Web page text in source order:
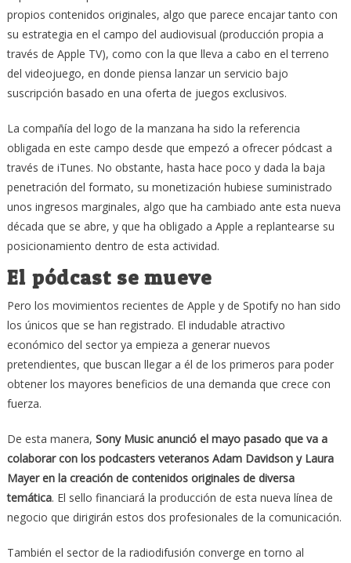
propios contenidos originales, algo que parece encajar tanto con
su estrategia en el campo del audiovisual (producción propia a
través de Apple TV), como con la que lleva a cabo en el terreno
del videojuego, en donde piensa lanzar un servicio bajo
suscripción basado en una oferta de juegos exclusivos.
La compañía del logo de la manzana ha sido la referencia
obligada en este campo desde que empezó a ofrecer pódcast a
través de iTunes. No obstante, hasta hace poco y dada la baja
penetración del formato, su monetización hubiese suministrado
unos ingresos marginales, algo que ha cambiado ante esta nueva
década que se abre, y que ha obligado a Apple a replantearse su
posicionamiento dentro de esta actividad.
El pódcast se mueve
Pero los movimientos recientes de Apple y de Spotify no han sido
los únicos que se han registrado. El indudable atractivo
económico del sector ya empieza a generar nuevos
pretendientes, que buscan llegar a él de los primeros para poder
obtener los mayores beneficios de una demanda que crece con
fuerza.
De esta manera, Sony Music anunció el mayo pasado que va a
colaborar con los podcasters veteranos Adam Davidson y Laura
Mayer en la creación de contenidos originales de diversa
temática. El sello financiará la producción de esta nueva línea de
negocio que dirigirán estos dos profesionales de la comunicación.
También el sector de la radiodifusión converge en torno al